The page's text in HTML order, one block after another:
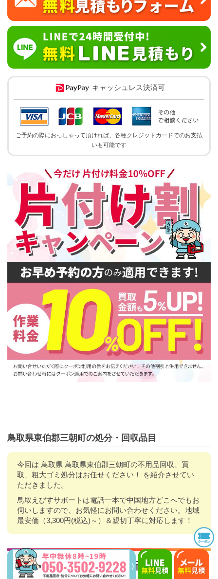
キャッシュレス決済可
ご予約の際におっしゃって頂ければ、各種クレジットカードでのお支払
いも可能です
鳥取県東伯郡三朝町の処分・回収品目
今回は 鳥取県 鳥取県東伯郡三朝町の不用品回収、買
取、粗大ゴミ処分はお任せください！ を紹介させてい
ただきました。
鳥取えびすサポートは電話一本で中国地方どこへでもお
伺いしますので、お気軽にお問い合わせください。地域
最安価（3,300円(税込)～）＆親切丁寧に対応します！
Instagram更新中!